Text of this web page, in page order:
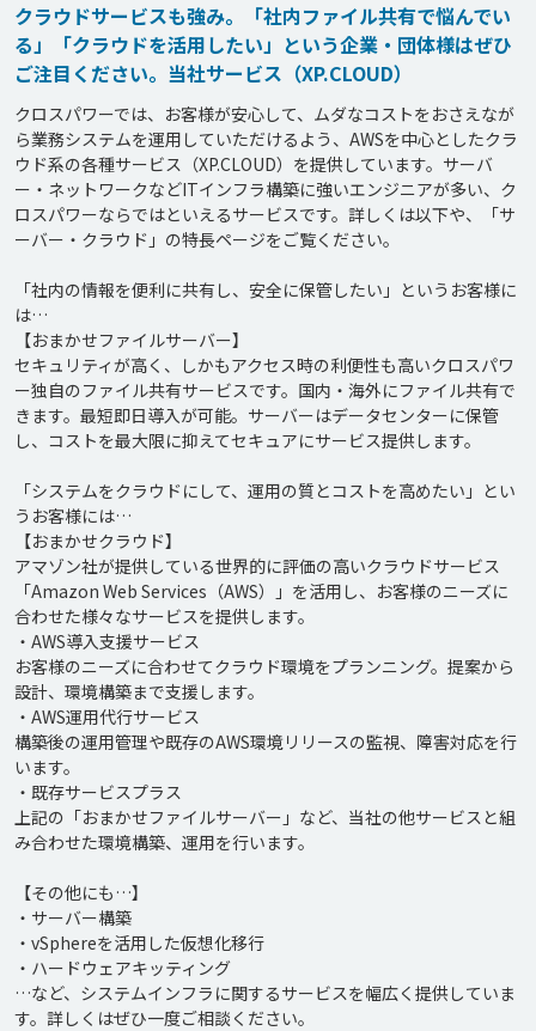
クラウドサービスも強み。「社内ファイル共有で悩んでい
る」「クラウドを活用したい」という企業・団体様はぜひ
ご注目ください。当社サービス（XP.CLOUD）
クロスパワーでは、お客様が安心して、ムダなコストをおさえなが
ら業務システムを運用していただけるよう、AWSを中心としたクラ
ウド系の各種サービス（XP.CLOUD）を提供しています。サーバ
ー・ネットワークなどITインフラ構築に強いエンジニアが多い、ク
ロスパワーならではといえるサービスです。詳しくは以下や、「サ
ーバー・クラウド」の特長ページをご覧ください。
「社内の情報を便利に共有し、安全に保管したい」というお客様に
は…
【おまかせファイルサーバー】
セキュリティが高く、しかもアクセス時の利便性も高いクロスパワ
ー独自のファイル共有サービスです。国内・海外にファイル共有で
きます。最短即日導入が可能。サーバーはデータセンターに保管
し、コストを最大限に抑えてセキュアにサービス提供します。
「システムをクラウドにして、運用の質とコストを高めたい」とい
うお客様には…
【おまかせクラウド】
アマゾン社が提供している世界的に評価の高いクラウドサービス
「Amazon Web Services（AWS）」を活用し、お客様のニーズに
合わせた様々なサービスを提供します。
・AWS導入支援サービス
お客様のニーズに合わせてクラウド環境をプランニング。提案から
設計、環境構築まで支援します。
・AWS運用代行サービス
構築後の運用管理や既存のAWS環境リリースの監視、障害対応を行
います。
・既存サービスプラス
上記の「おまかせファイルサーバー」など、当社の他サービスと組
み合わせた環境構築、運用を行います。
【その他にも…】
・サーバー構築
・vSphereを活用した仮想化移行
・ハードウェアキッティング
…など、システムインフラに関するサービスを幅広く提供していま
す。詳しくはぜひ一度ご相談ください。